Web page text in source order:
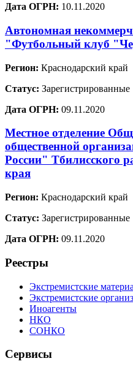
Дата ОГРН: 10.11.2020
Автономная
"Футбольный клуб
Регион: Краснодарский край
Статус: Зарегистрированные
Дата ОГРН: 09.11.2020
Местное отделение
общественной
России" Тбилисского
края
Регион: Краснодарский край
Статус: Зарегистрированные
Дата ОГРН: 09.11.2020
Реестры
Экстремистские
Экстремистские
Иноагенты
НКО
СОНКО
Сервисы